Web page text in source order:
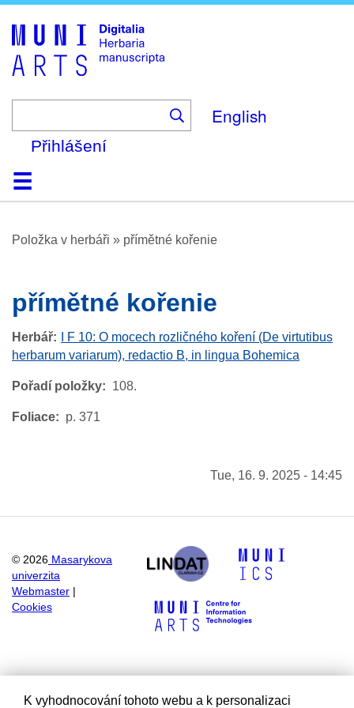
English
Přihlášení
DomůProhlížení
O platformě
Nápověda
KontaktDigitalia
Položka v herbáři » přímětné kořenie
přímětné kořenie
Herbář
I F 10: O mocech rozličného koření (De virtutibus
herbarum variarum), redactio B, in lingua Bohemica
Pořadí položky 108.
Foliace p. 371
Tue, 16. 9. 2025 - 14:45
© 2026 Masarykova
univerzita
Webmaster
Cookies
K vyhodnocování tohoto webu a k personalizaci